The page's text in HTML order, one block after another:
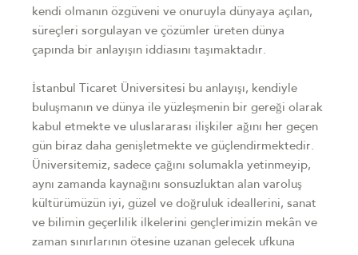
kendi olmanın özgüveni ve onuruyla dünyaya açılan,
süreçleri sorgulayan ve çözümler üreten dünya
çapında bir anlayışın iddiasını taşımaktadır.
İstanbul Ticaret Üniversitesi bu anlayışı, kendiyle
buluşmanın ve dünya ile yüzleşmenin bir gereği olarak
kabul etmekte ve uluslararası ilişkiler ağını her geçen
gün biraz daha genişletmekte ve güçlendirmektedir.
Üniversitemiz, sadece çağını solumakla yetinmeyip,
aynı zamanda kaynağını sonsuzluktan alan varoluş
kültürümüzün iyi, güzel ve doğruluk ideallerini, sanat
ve bilimin geçerlilik ilkelerini gençlerimizin mekân ve
zaman sınırlarının ötesine uzanan gelecek ufkuna